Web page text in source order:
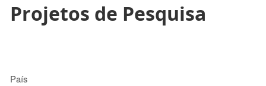
Projetos de Pesquisa
País